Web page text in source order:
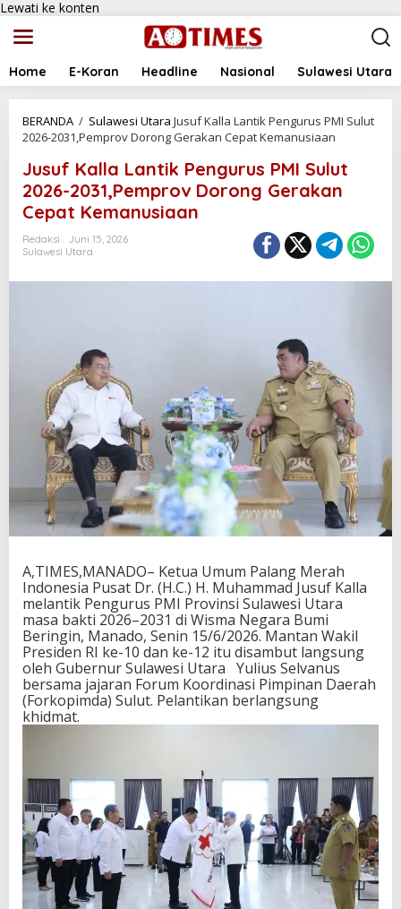
Lewati ke konten
Home E-Koran Headline Nasional Sulawesi Utara
BERANDA / Sulawesi Utara Jusuf Kalla Lantik Pengurus PMI Sulut
2026-2031,Pemprov Dorong Gerakan Cepat Kemanusiaan
Jusuf Kalla Lantik Pengurus PMI Sulut
2026-2031,Pemprov Dorong Gerakan
Cepat Kemanusiaan
Redaksi
Juni 15, 2026
Sulawesi Utara
A,TIMES,MANADO– Ketua Umum Palang Merah
Indonesia Pusat Dr. (H.C.) H. Muhammad Jusuf Kalla
melantik Pengurus PMI Provinsi Sulawesi Utara
masa bakti 2026–2031 di Wisma Negara Bumi
Beringin, Manado, Senin 15/6/2026. Mantan Wakil
Presiden RI ke-10 dan ke-12 itu disambut langsung
oleh Gubernur Sulawesi Utara Yulius Selvanus
bersama jajaran Forum Koordinasi Pimpinan Daerah
(Forkopimda) Sulut. Pelantikan berlangsung
khidmat.